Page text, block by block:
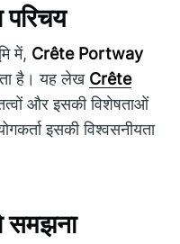
में, Crête Portway
है। यह लेख Crête
और इसकी विशेषताओं
इसकी विश्वसनीयता